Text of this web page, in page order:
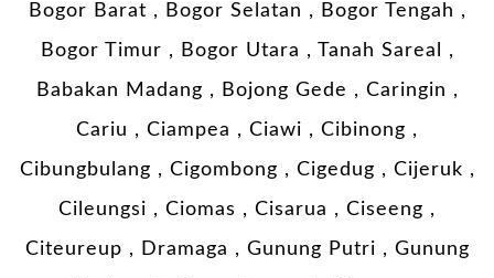
Bogor Barat , Bogor Selatan , Bogor Tengah ,
Bogor Timur , Bogor Utara , Tanah Sareal ,
Babakan Madang , Bojong Gede , Caringin ,
Cariu , Ciampea , Ciawi , Cibinong ,
Cibungbulang , Cigombong , Cigedug , Cijeruk ,
Cileungsi , Ciomas , Cisarua , Ciseeng ,
Citeureup , Dramaga , Gunung Putri , Gunung